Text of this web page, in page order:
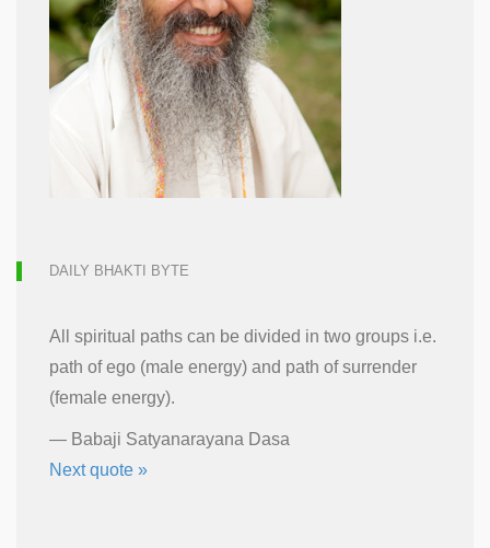
DAILY BHAKTI BYTE
All spiritual paths can be divided in two groups i.e.
path of ego (male energy) and path of surrender
(female energy).
— Babaji Satyanarayana Dasa
Next quote »